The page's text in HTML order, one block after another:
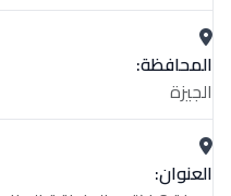
المحافظة:
الجيزة
العنوان: